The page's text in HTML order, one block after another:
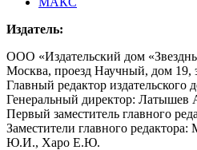
Издатель:
ООО «Издательский дом
Москва, проезд Научный, дом 19,
Главный редактор
Генеральный директор: Латышев
Первый заместитель главного
Заместители главного
Ю.И., Харо Е.Ю.